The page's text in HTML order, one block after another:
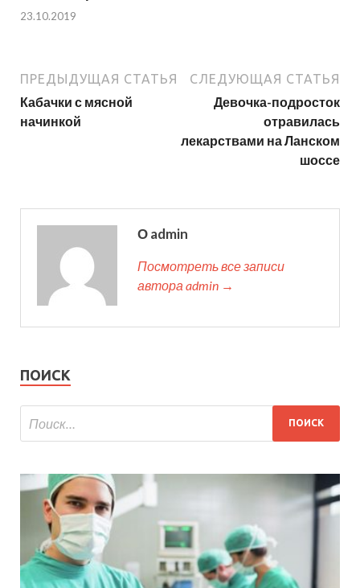
23.10.2019
ПРЕДЫДУЩАЯ СТАТЬЯ
Кабачки с мясной
начинкой
СЛЕДУЮЩАЯ СТАТЬЯ
Девочка-подросток
отравилась
лекарствами на Ланском
шоссе
О admin
Посмотреть все записи
автора admin →
ПОИСК